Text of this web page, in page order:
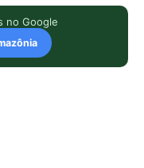
no Google